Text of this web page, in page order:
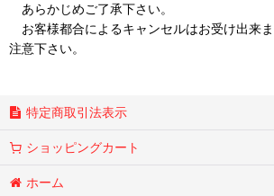
あらかじめご了承下さい。
お客様都合によるキャンセルはお受け出来
注意下さい。
特定商取引法表示
ショッピングカート
ホーム